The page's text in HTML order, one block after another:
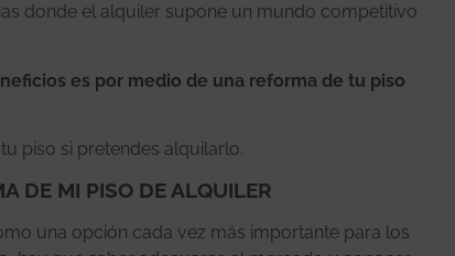
donde el alquiler supone un mundo competitivo
es por medio de una reforma de tu piso
piso si pretendes alquilarlo.
DE MI PISO DE ALQUILER
una opción cada vez más importante para los